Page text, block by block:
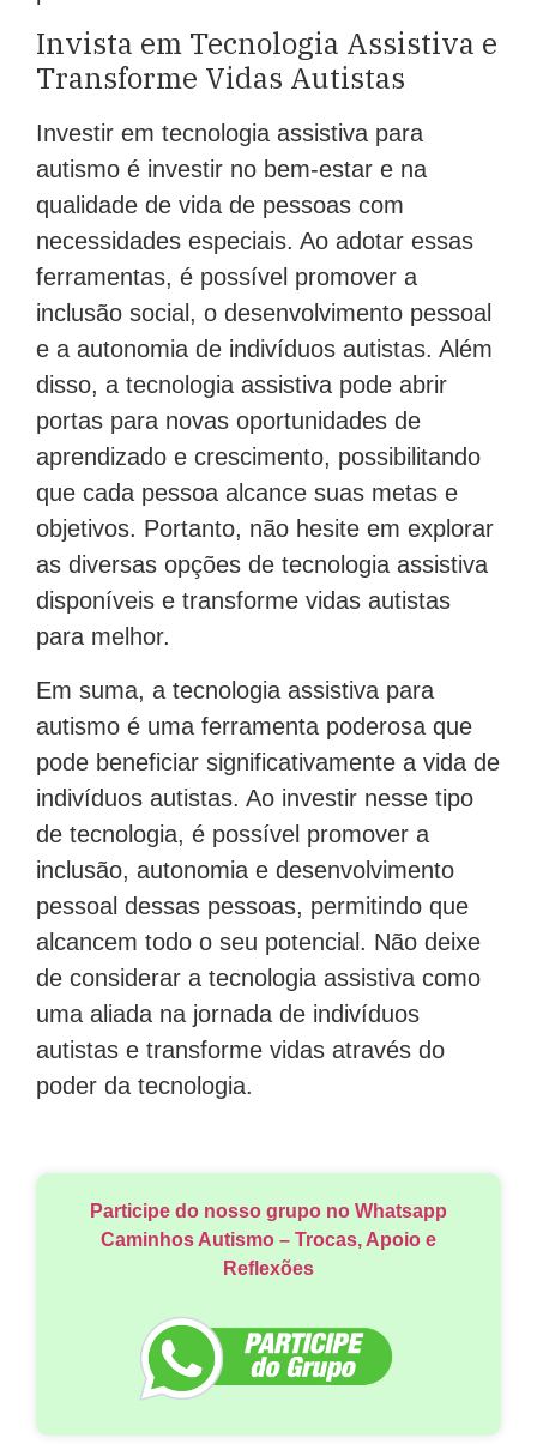
Invista em Tecnologia Assistiva e
Transforme Vidas Autistas
Investir em tecnologia assistiva para
autismo é investir no bem-estar e na
qualidade de vida de pessoas com
necessidades especiais. Ao adotar essas
ferramentas, é possível promover a
inclusão social, o desenvolvimento pessoal
e a autonomia de indivíduos autistas. Além
disso, a tecnologia assistiva pode abrir
portas para novas oportunidades de
aprendizado e crescimento, possibilitando
que cada pessoa alcance suas metas e
objetivos. Portanto, não hesite em explorar
as diversas opções de tecnologia assistiva
disponíveis e transforme vidas autistas
para melhor.
Em suma, a tecnologia assistiva para
autismo é uma ferramenta poderosa que
pode beneficiar significativamente a vida de
indivíduos autistas. Ao investir nesse tipo
de tecnologia, é possível promover a
inclusão, autonomia e desenvolvimento
pessoal dessas pessoas, permitindo que
alcancem todo o seu potencial. Não deixe
de considerar a tecnologia assistiva como
uma aliada na jornada de indivíduos
autistas e transforme vidas através do
poder da tecnologia.
Participe do nosso grupo no Whatsapp
Caminhos Autismo – Trocas, Apoio e
Reflexões